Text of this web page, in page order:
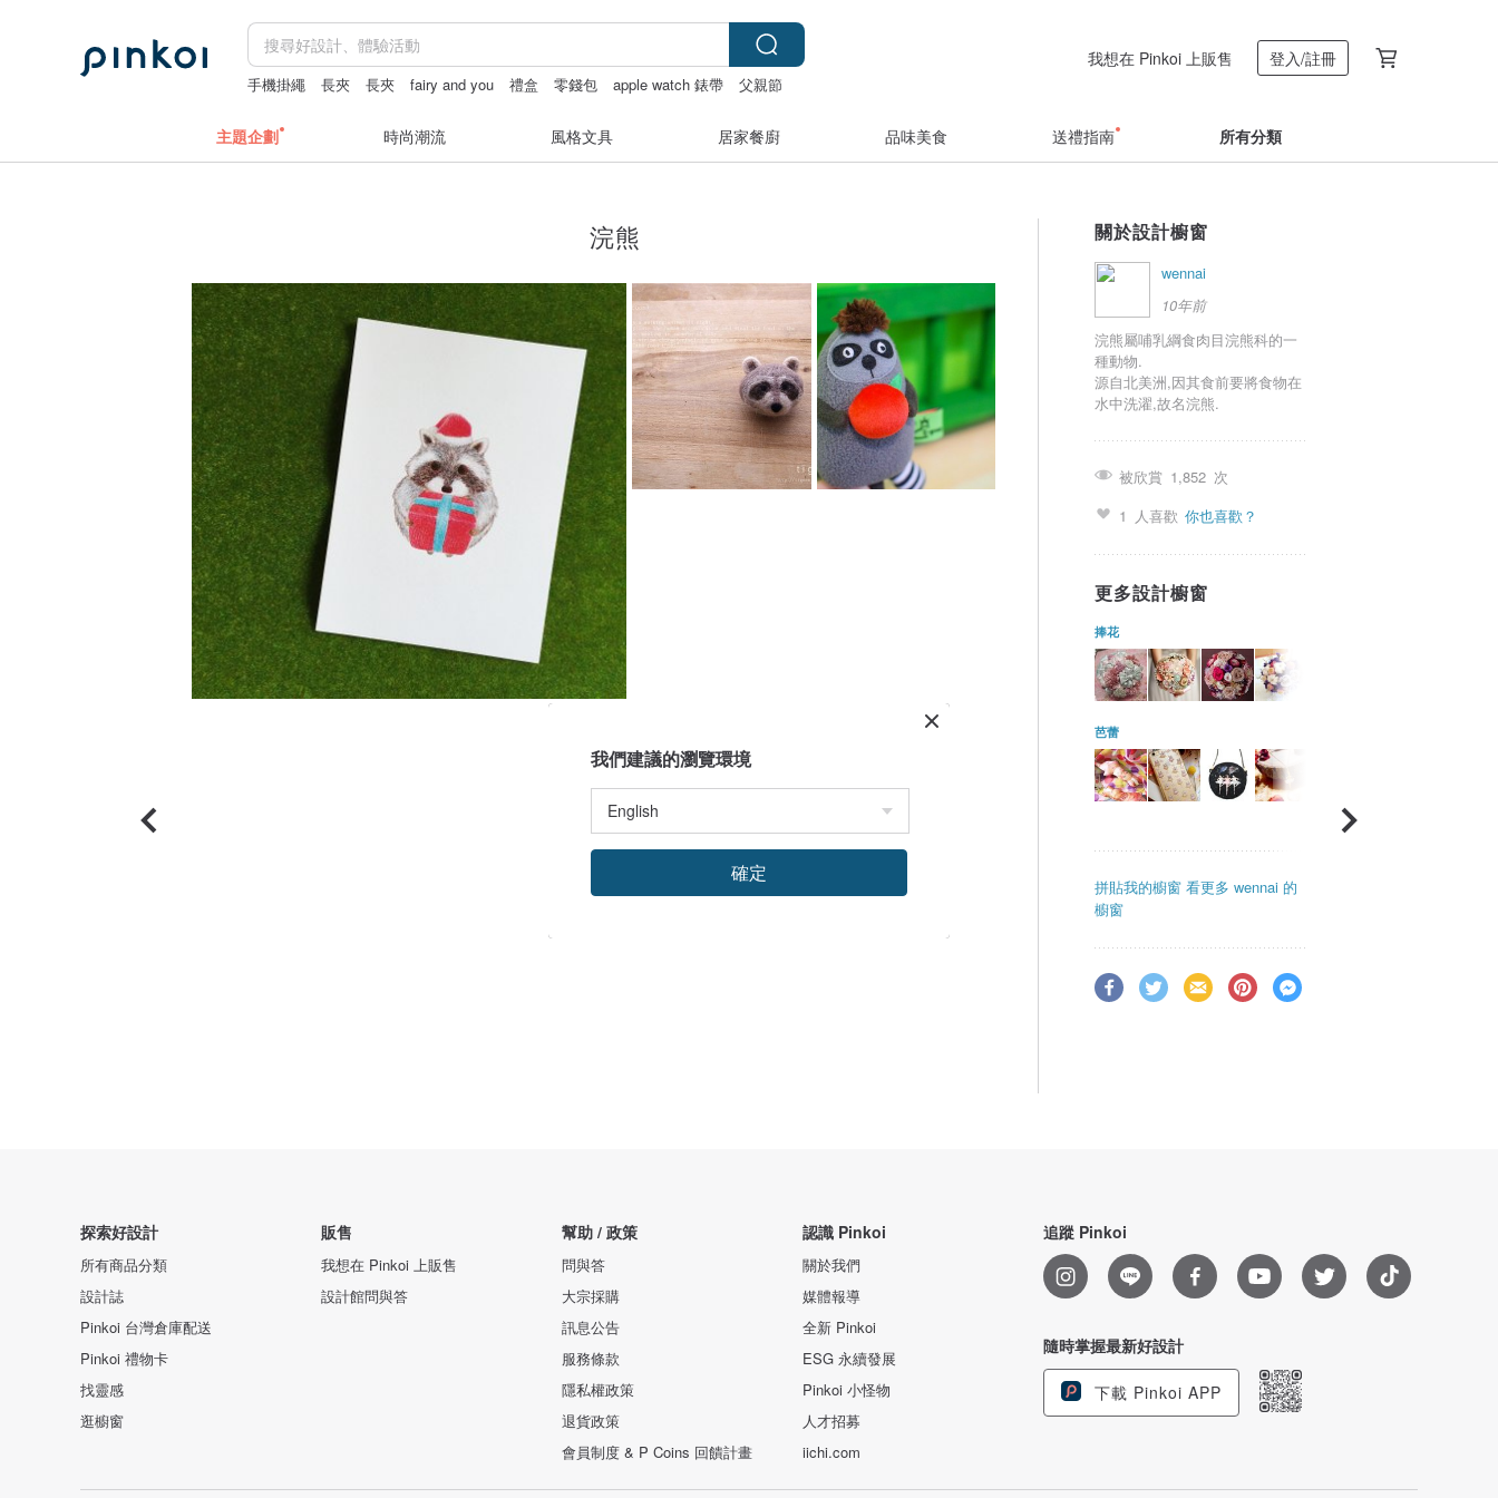
手機掛繩 長夾 長夾 fairy and you 禮盒 零錢包 apple watch 錶帶 父親節
我想在 Pinkoi 上販售 登入/註冊
主題企劃 時尚潮流 風格文具 居家餐廚 品味美食 送禮指南 所有分類
浣熊 關於設計櫥窗
wennai
10年前
浣熊屬哺乳綱食肉目浣熊科的一
種動物.
源自北美洲,因其食前要將食物在
水中洗濯,故名浣熊.
被欣賞 1,852 次
1 人喜歡 你也喜歡？
更多設計櫥窗
捧花
芭蕾
拼貼我的櫥窗 看更多 wennai 的
櫥窗
探索好設計
所有商品分類
設計誌
Pinkoi 台灣倉庫配送
Pinkoi 禮物卡
找靈感
逛櫥窗
販售
我想在 Pinkoi 上販售
設計館問與答
幫助 / 政策
問與答
大宗採購
訊息公告
服務條款
隱私權政策
退貨政策
會員制度 & P Coins 回饋計畫
認識 Pinkoi
關於我們
媒體報導
全新 Pinkoi
ESG 永續發展
Pinkoi 小怪物
人才招募
iichi.com
追蹤 Pinkoi
隨時掌握最新好設計
下載 Pinkoi APP
我們建議的瀏覽環境
確定